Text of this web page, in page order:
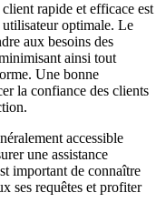
rapide et efficace est
optimale. Le
aux besoins des
ainsi tout
Une bonne
la confiance des clients
accessible
une assistance
important de connaître
ses requêtes et profiter